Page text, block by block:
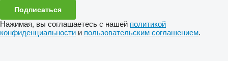
Подписаться
Нажимая, вы соглашаетесь с нашей политикой
конфиденциальности и пользовательским соглашением.